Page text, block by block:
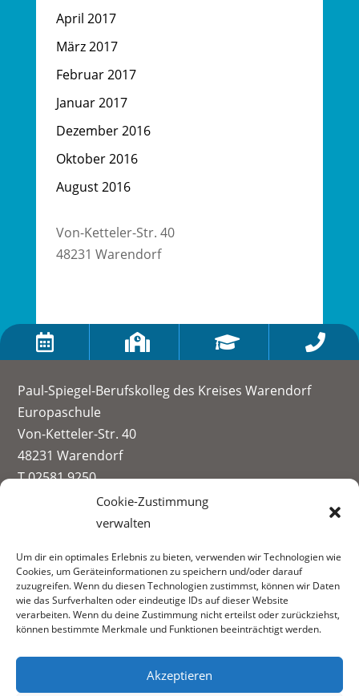
Cookie-Zustimmung
verwalten
Um dir ein optimales Erlebnis zu bieten, verwenden wir Technologien wie
Cookies, um Geräteinformationen zu speichern und/oder darauf
zuzugreifen. Wenn du diesen Technologien zustimmst, können wir Daten
wie das Surfverhalten oder eindeutige IDs auf dieser Website
verarbeiten. Wenn du deine Zustimmung nicht erteilst oder zurückziehst,
können bestimmte Merkmale und Funktionen beeinträchtigt werden.
Akzeptieren
April 2017
März 2017
Februar 2017
Januar 2017
Dezember 2016
Oktober 2016
August 2016
Von-Ketteler-Str. 40
48231 Warendorf
   
Paul-Spiegel-Berufskolleg des Kreises Warendorf
Europaschule
Von-Ketteler-Str. 40
48231 Warendorf
T 02581 9250
info@paul-spiegel-berufskolleg.eu
Datenschutzerklärung
Informationen zur Datenerhebung
Fachbereiche: